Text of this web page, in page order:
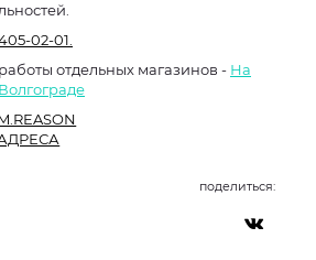
02-01.
отдельных магазинов - На
поделиться: